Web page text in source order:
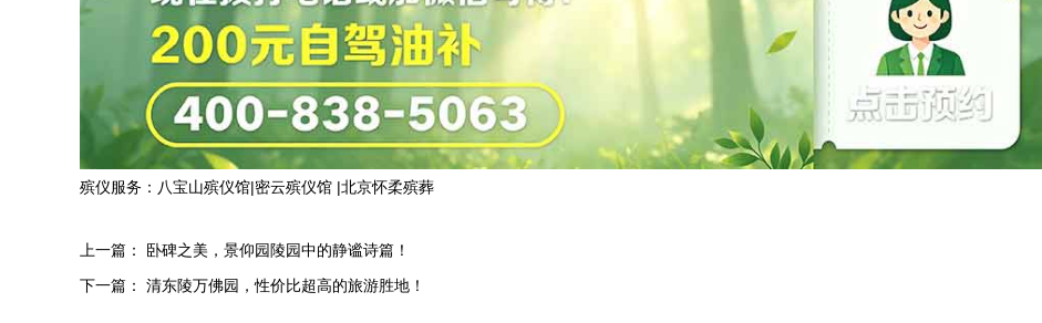
殡仪服务： 八宝山殡仪馆|密云殡仪馆 |北京怀柔殡葬
上一篇： 卧碑之美，景仰园陵园中的静谧诗篇！
下一篇： 清东陵万佛园，性价比超高的旅游胜地！